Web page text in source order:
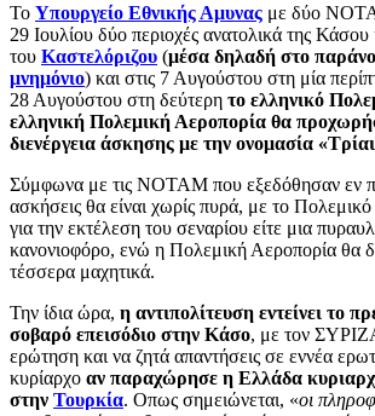
Το Υπουργείο Εθνικής Αμυνας με δύο
29 Ιουλίου δύο περιοχές ανατολικά της Κάσου
του Καστελόριζου (μέσα δηλαδή στο
μνημόνιο) και στις 7 Αυγούστου στη μία
28 Αυγούστου στη δεύτερη το ελληνικό
ελληνική Πολεμική Αεροπορία θα
διενέργεια άσκησης με την ονομασία
Σύμφωνα με τις ΝΟΤΑΜ που εξεδόθησαν εν
ασκήσεις θα είναι χωρίς πυρά, με το Πολεμικό
για την εκτέλεση του σεναρίου είτε μια
κανονιοφόρο, ενώ η Πολεμική Αεροπορία θα
τέσσερα μαχητικά.
Την ίδια ώρα, η αντιπολίτευση εντείνει το
σοβαρό επεισόδιο στην Κάσο, με τον
ερώτηση και να ζητά απαντήσεις σε εννέα
κυρίαρχο αν παραχώρησε η Ελλάδα
στην Τουρκία. Οπως σημειώνεται, «οι